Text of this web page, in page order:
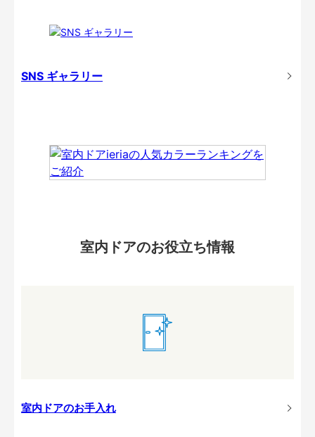
SNS ギャラリー
室内ドアのお役立ち情報
室内ドアのお手入れ